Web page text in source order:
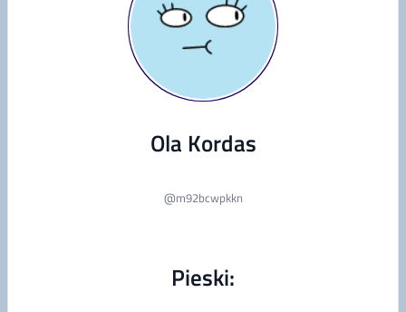
Ola Kordas
@m92bcwpkkn
Pieski: